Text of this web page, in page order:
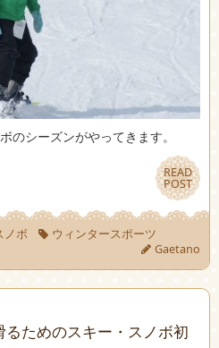
のシーズンがやってきます。
READ
POST
READ
POST
ノボ
ウィンタースポーツ
Gaetano
るためのスキー・スノボ初